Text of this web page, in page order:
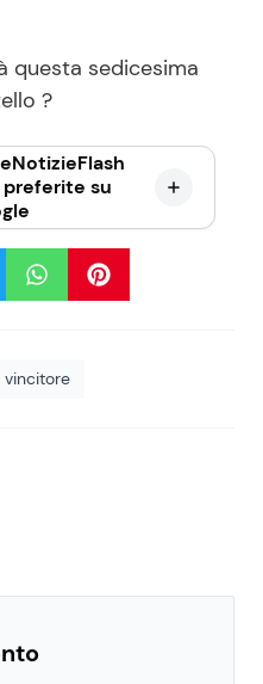
questa sedicesima
?
su
vincitore